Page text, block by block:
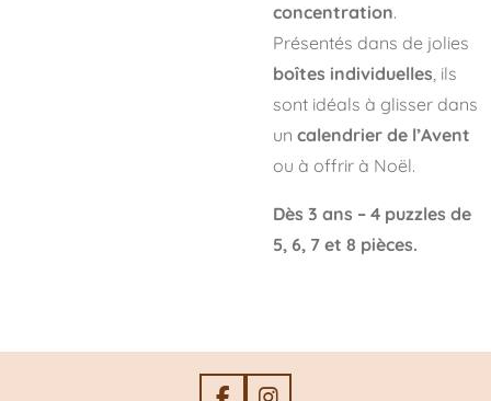
concentration.
Présentés dans de jolies
boîtes individuelles, ils
sont idéals à glisser dans
un calendrier de l’Avent
ou à offrir à Noël.
Dès 3 ans – 4 puzzles de
5, 6, 7 et 8 pièces.